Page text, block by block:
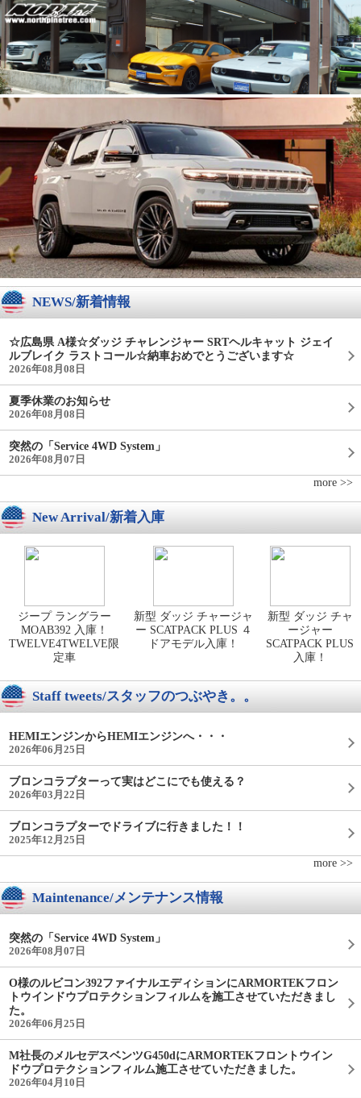
NEWS/新着情報
☆広島県 A様☆ダッジ チャレンジャー SRTヘルキャット ジェイ
ルブレイク ラストコール☆納車おめでとうございます☆
2026年08月08日
夏季休業のお知らせ
2026年08月08日
突然の「Service 4WD System」
2026年08月07日
more >>
New Arrival/新着入庫
ジープ ラングラー
MOAB392 入庫！
TWELVE4TWELVE限
定車
新型 ダッジ チャージャ
ー SCATPACK PLUS ４
ドアモデル入庫！
新型 ダッジ チャ
ージャー
SCATPACK PLUS
入庫！
Staff tweets/スタッフのつぶやき。。
HEMIエンジンからHEMIエンジンへ・・・
2026年06月25日
ブロンコラプターって実はどこにでも使える？
2026年03月22日
ブロンコラプターでドライブに行きました！！
2025年12月25日
more >>
Maintenance/メンテナンス情報
突然の「Service 4WD System」
2026年08月07日
O様のルビコン392ファイナルエディションにARMORTEKフロン
トウインドウプロテクションフィルムを施工させていただきまし
た。
2026年06月25日
M社長のメルセデスベンツG450dにARMORTEKフロントウイン
ドウプロテクションフィルム施工させていただきました。
2026年04月10日